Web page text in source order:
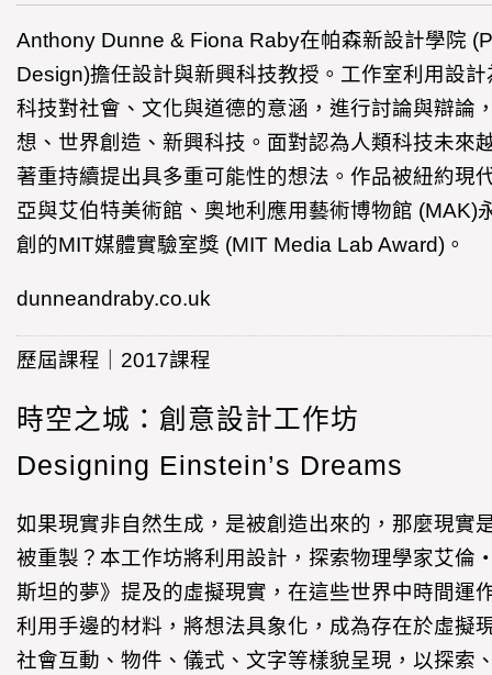
Anthony Dunne & Fiona Raby在帕森新設計學院
Design)擔任設計與新興科技教授。工作室利用設
科技對社會、文化與道德的意涵，進行討論與辯論
想、世界創造、新興科技。面對認為人類科技未來
著重持續提出具多重可能性的想法。作品被紐約現
亞與艾伯特美術館、奧地利應用藝術博物館 (MAK)
創的MIT媒體實驗室獎 (MIT Media Lab Award)。
dunneandraby.co.uk
歷屆課程｜2017課程
時空之城：創意設計工作坊
Designing Einstein’s Dreams
如果現實非自然生成，是被創造出來的，那麼現實
被重製？本工作坊將利用設計，探索物理學家艾倫
斯坦的夢》提及的虛擬現實，在這些世界中時間運
利用手邊的材料，將想法具象化，成為存在於虛擬
社會互動、物件、儀式、文字等樣貌呈現，以探索